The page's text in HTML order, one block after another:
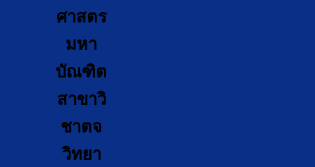
ศาสตร
มหา
บัณฑิต
สาขาวิ
ชาตจ
วิทยา